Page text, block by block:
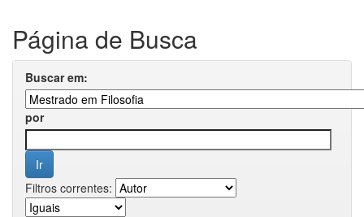
Página de Busca
Buscar em:
por
Filtros correntes: